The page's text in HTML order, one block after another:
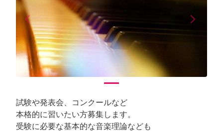
arrow_back_iosPrevious arrow_forward_iosNext
試験や発表会、コンクールなど
本格的に習いたい方募集します。
受験に必要な基本的な音楽理論なども